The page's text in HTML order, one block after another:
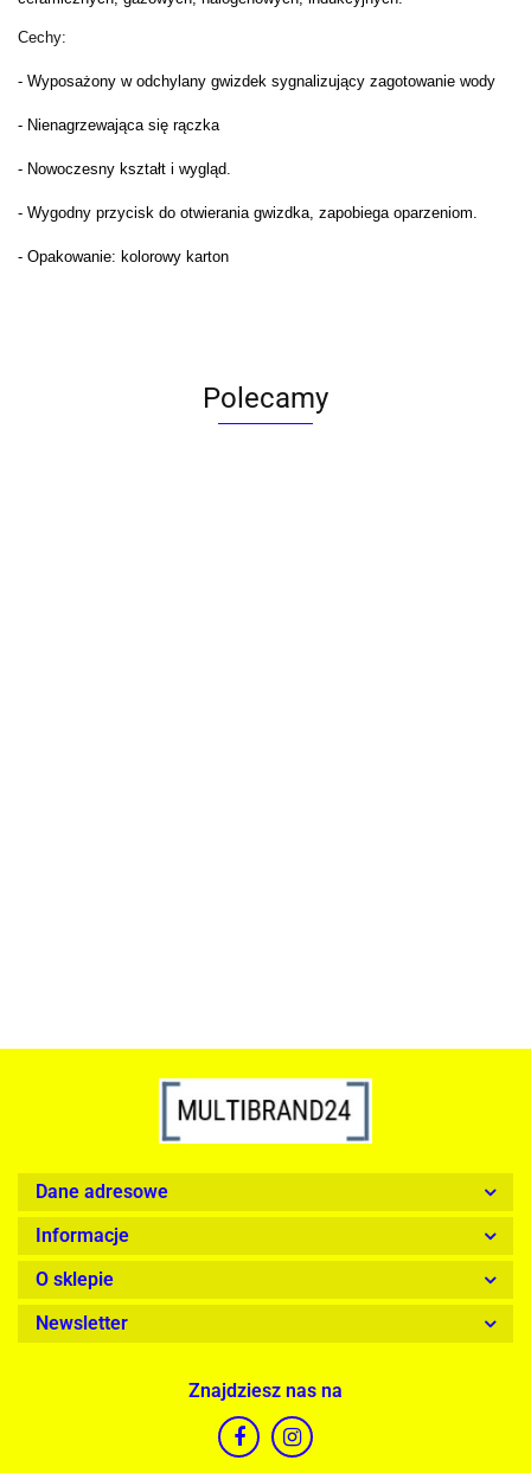
Cechy:
- Wyposażony w odchylany gwizdek sygnalizujący zagotowanie wody
- Nienagrzewająca się rączka
- Nowoczesny kształt i wygląd.
- Wygodny przycisk do otwierania gwizdka, zapobiega oparzeniom.
- Opakowanie: kolorowy karton
Polecamy
Dane adresowe
Informacje
O sklepie
Newsletter
Znajdziesz nas na